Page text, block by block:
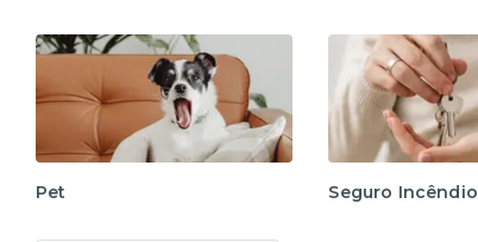
Pet Seguro Incêndio